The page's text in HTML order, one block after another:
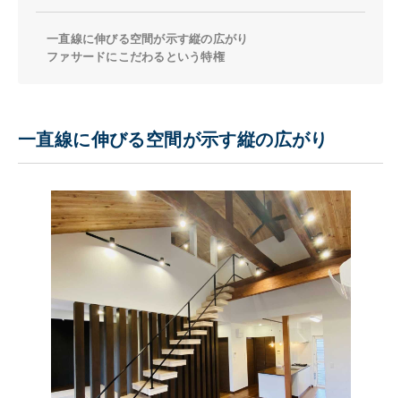
一直線に伸びる空間が示す縦の広がり
ファサードにこだわるという特権
一直線に伸びる空間が示す縦の広がり